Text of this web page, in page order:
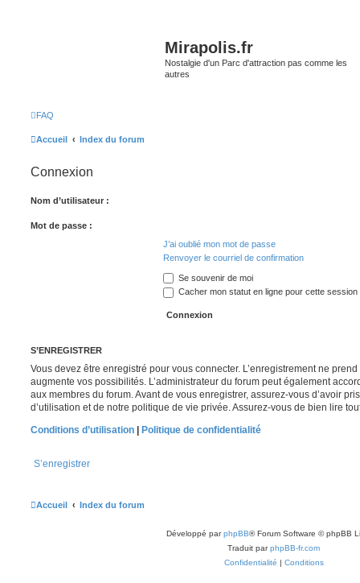
Mirapolis.fr
Nostalgie d'un Parc d'attraction pas comme les
autres
FAQ
Accueil Index du forum
Connexion
Nom d’utilisateur :
Mot de passe :
J’ai oublié mon mot de passe
Renvoyer le courriel de confirmation
Se souvenir de moi
Cacher mon statut en ligne pour cette session
S’ENREGISTRER
Vous devez être enregistré pour vous connecter. L’enregistrement ne
augmente vos possibilités. L’administrateur du forum peut également
aux membres du forum. Avant de vous enregistrer, assurez-vous d’avoir
d’utilisation et de notre politique de vie privée. Assurez-vous de bien lire
Conditions d’utilisation
Politique de confidentialité
S’enregistrer
Accueil Index du forum
Développé parphpBB® Forum Software © phpBB
Traduit parphpBB-fr.com
Confidentialité | Conditions